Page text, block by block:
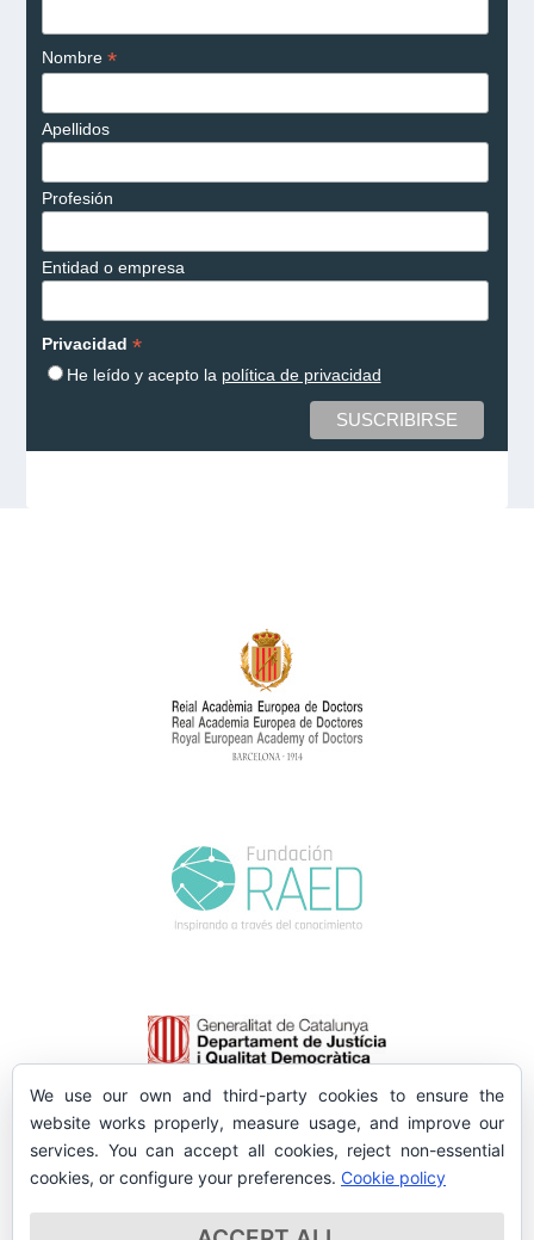
Nombre *
Apellidos
Profesión
Entidad o empresa
Privacidad *
He leído y acepto la política de privacidad
We use our own and third-party cookies to ensure the
website works properly, measure usage, and improve our
services. You can accept all cookies, reject non-essential
cookies, or configure your preferences. Cookie policy